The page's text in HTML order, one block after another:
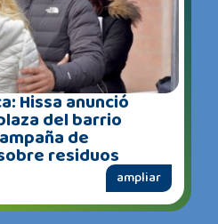
Hissa anunció
del barrio
de
residuos
ampliar